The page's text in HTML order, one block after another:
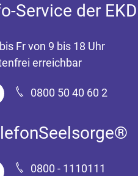
Service der EKD
Fr von 9 bis 18 Uhr
erreichbar
0800 50 40 60 2
0800 - 1110111